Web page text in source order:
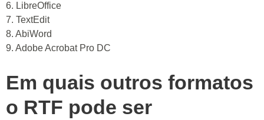
6. LibreOffice
7. TextEdit
8. AbiWord
9. Adobe Acrobat Pro DC
Em quais outros formatos
o RTF pode ser